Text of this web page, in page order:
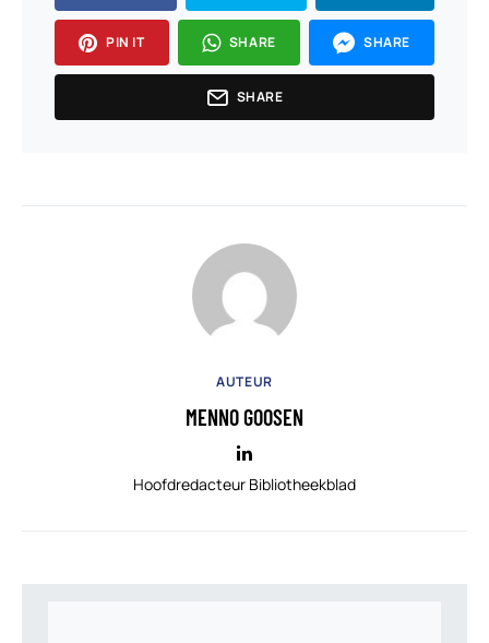
PIN IT SHARE SHARE
SHARE
AUTEUR
MENNO GOOSEN
Hoofdredacteur Bibliotheekblad